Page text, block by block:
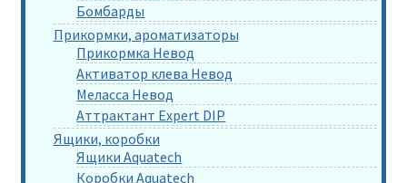
Бомбарды
Прикормки, ароматизаторы
Прикормка Невод
Активатор клева Невод
Меласса Невод
Аттрактант Expert DIP
Ящики, коробки
Ящики Aquatech
Коробки Aquatech